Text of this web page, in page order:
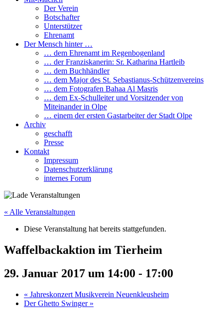
Der Verein
Botschafter
Unterstützer
Ehrenamt
Der Mensch hinter …
… dem Ehrenamt im Regenbogenland
… der Franziskanerin: Sr. Katharina Hartleib
… dem Buchhändler
… dem Major des St. Sebastianus-Schützenvereins
… dem Fotografen Bahaa Al Masris
… dem Ex-Schulleiter und Vorsitzender von
Miteinander in Olpe
… einem der ersten Gastarbeiter der Stadt Olpe
Archiv
geschafft
Presse
Kontakt
Impressum
Datenschutzerklärung
internes Forum
« Alle Veranstaltungen
Diese Veranstaltung hat bereits stattgefunden.
Waffelbackaktion im Tierheim
29. Januar 2017 um 14:00 - 17:00
« Jahreskonzert Musikverein Neuenkleusheim
Der Ghetto Swinger »